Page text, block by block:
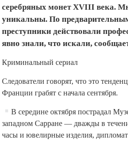
серебряных монет XVIII века.
уникальны. По
преступники действовали
явно знали, что искали,
Криминальный сериал
Следователи говорят, что это
Франции грабят с начала сентября.
В середине октября пострадал
западном Сарране — дважды в
часы и ювелирные изделия,